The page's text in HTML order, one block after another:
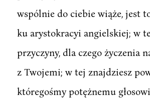
wspólnie do ciebie wiąże, jest
ku arystokracyi angielskiej; w
przyczyny, dla czego życzenia
z Twojemi; w tej znajdziesz
któregośmy potężnemu głosowi